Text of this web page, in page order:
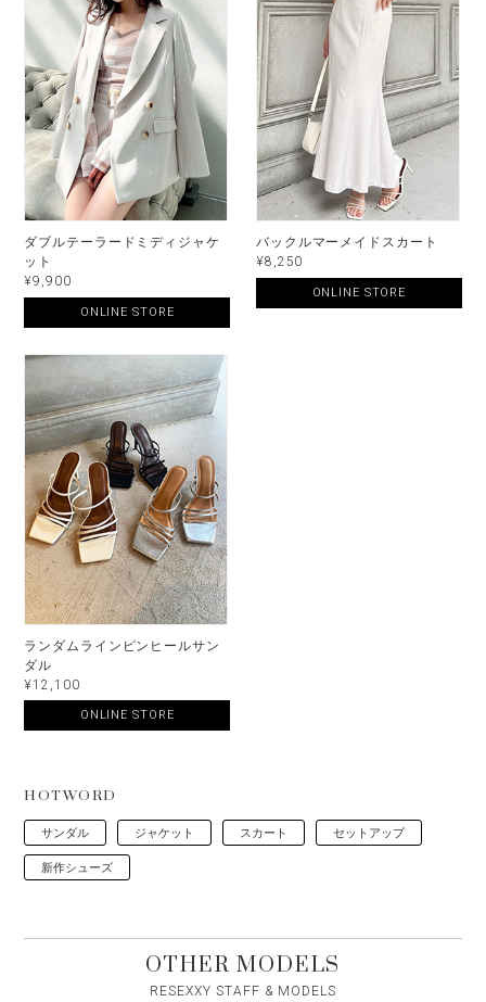
ダブルテーラードミディジャケ
ット
¥9,900
ONLINE STORE
バックルマーメイドスカート
¥8,250
ONLINE STORE
ランダムラインピンヒールサン
ダル
¥12,100
ONLINE STORE
HOTWORD
サンダル ジャケット スカート セットアップ
新作シューズ
OTHER MODELS
RESEXXY STAFF & MODELS